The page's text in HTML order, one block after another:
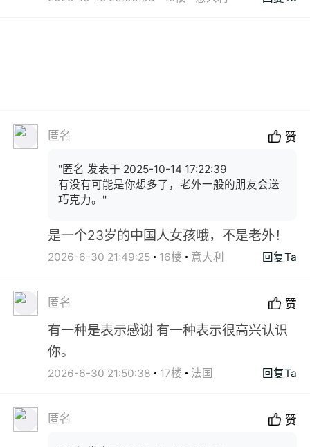
匿名 赞
"匿名 发表于 2025-10-14 17:22:39
有没有可能是你想多了，老外一般的朋友会送
巧克力。"
是一个23岁的中国人女孩哦，不是老外！
2026-6-30 21:49:25 16楼 意大利 回复Ta
匿名 赞
有一种是表示感谢 有一种表示很高兴认识
你。
2026-6-30 21:50:38 17楼 法国 回复Ta
匿名 赞